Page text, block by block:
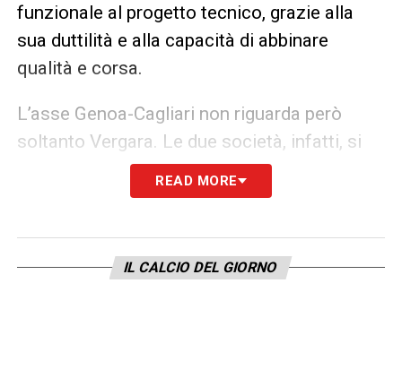
funzionale al progetto tecnico, grazie alla
sua duttilità e alla capacità di abbinare
qualità e corsa.
L’asse Genoa-Cagliari non riguarda però
soltanto Vergara. Le due società, infatti, si
starebbero incrociando anche su altri
obiettivi, tra cuiNicolò Pisilli, giovane
, a conferma di un duello di
mercato destinato a proseguire.
READ MORE
IL CALCIO DEL GIORNO